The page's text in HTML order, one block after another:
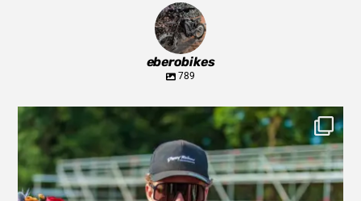
eberobikes
789